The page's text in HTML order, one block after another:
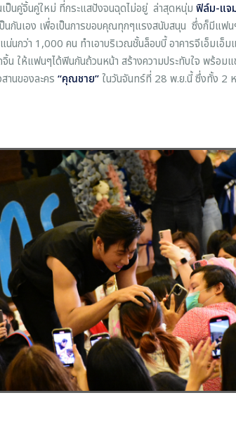
ป็นคู่จิ้นคู่ใหม่ ที่กระแสปังจนฉุดไม่อยู่ ล่าสุดหนุ่ม ฟิล์ม-แจ
นกันเอง เพื่อเป็นการขอบคุณทุกๆแรงสนับสนุน ซึ่งก็มีแฟน
น่นกว่า 1,000 คน ทำเอาบริเวณชั้นล็อบบี้ อาคารจีเอ็มเอ็
น ให้แฟนๆได้ฟินกันถ้วนหน้า สร้างความประทับใจ พร้อม
านของละคร “คุณชาย”ในวันจันทร์ที่ 28 พ.ย.นี้ ซึ่งทั้ง 2